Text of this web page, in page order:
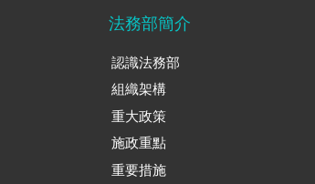
法務部簡介
認識法務部
組織架構
重大政策
施政重點
重要措施